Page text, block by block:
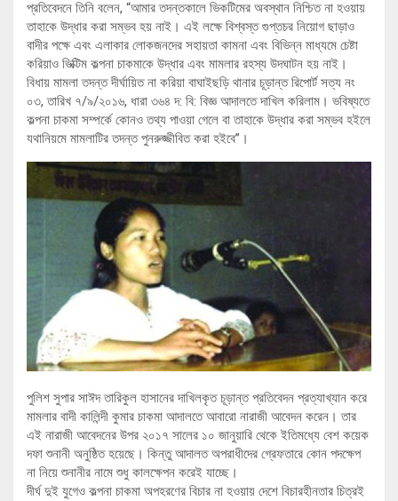
প্রতিবেদনে তিনি বলেন, “আমার তদন্তকালে ভিকটিমের অবস্থান নিশ্চিত না হওয়ায়
তাহাকে উদ্ধার করা সম্ভব হয় নাই। এই লক্ষে বিশ্বস্ত গুপ্তচর নিয়োগ ছাড়াও
বাদীর পক্ষে এবং এলাকার লোকজনদের সহায়তা কামনা এবং বিভিন্ন মাধ্যমে চেষ্টা
করিয়াও ভিক্টিম কল্পনা চাকমাকে উদ্ধার এবং মামলার রহস্য উদঘাটন হয় নাই।
বিধায় মামলা তদন্ত দীর্ঘায়িত না করিয়া বাঘাইছড়ি থানার চূড়ান্ত রিপোর্ট সত্য নং
০৩, তারিখ ৭/৯/২০১৬, ধারা ৩৬৪ দ: বি: বিজ্ঞ আদালতে দাখিল করিলাম। ভবিষ্যতে
কল্পনা চাকমা সম্পর্কে কোনও তথ্য পাওয়া গেলে বা তাহাকে উদ্ধার করা সম্ভব হইলে
যথানিয়মে মামলাটির তদন্ত পুনরুজ্জীবিত করা হইবে”।‍
পুলিশ সুপার সাঈদ তারিকুল হাসানের দাখিলকৃত চূড়ান্ত প্রতিবেদন প্রত্যাখ্যান করে
মামলার বাদী কালিন্দী কুমার চাকমা আদালতে আবারো নারাজী আবেদন করেন। তার
এই নারাজী আবেদনের উপর ২০১৭ সালের ১০ জানুয়ারি থেকে ইতিমধ্যে বেশ কয়েক
দফা শুনানী অনুষ্ঠিত হয়েছে। কিন্তু আদালত অপরাধীদের গ্রেফতারে কোন পদক্ষেপ
না নিয়ে শুনানীর নামে শুধু কালক্ষেপন করেই যাচ্ছে।
দীর্ঘ দুই যুগেও কল্পনা চাকমা অপহরণের বিচার না হওয়ায় দেশে বিচারহীনতার চিত্রই